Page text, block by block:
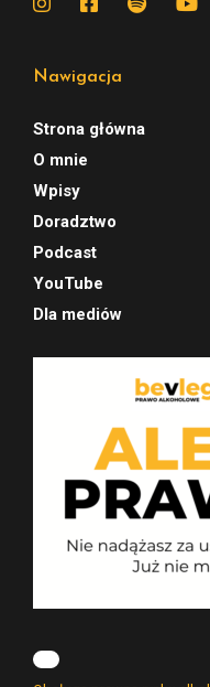
Nawigacja
Strona główna
O mnie
Wpisy
Doradztwo
Podcast
YouTube
Dla mediów